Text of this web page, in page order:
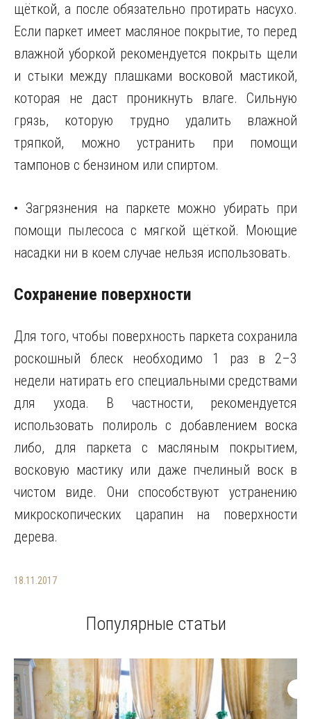
щёткой, а после обязательно протирать насухо.
Если паркет имеет масляное покрытие, то перед
влажной уборкой рекомендуется покрыть щели
и стыки между плашками восковой мастикой,
которая не даст проникнуть влаге. Сильную
грязь, которую трудно удалить влажной
тряпкой, можно устранить при помощи
тампонов с бензином или спиртом.
• Загрязнения на паркете можно убирать при
помощи пылесоса с мягкой щёткой. Моющие
насадки ни в коем случае нельзя использовать.
Сохранение поверхности
Для того, чтобы поверхность паркета сохранила
роскошный блеск необходимо 1 раз в 2–3
недели натирать его специальными средствами
для ухода. В частности, рекомендуется
использовать полироль с добавлением воска
либо, для паркета с масляным покрытием,
восковую мастику или даже пчелиный воск в
чистом виде. Они способствуют устранению
микроскопических царапин на поверхности
дерева.
18.11.2017
Популярные статьи